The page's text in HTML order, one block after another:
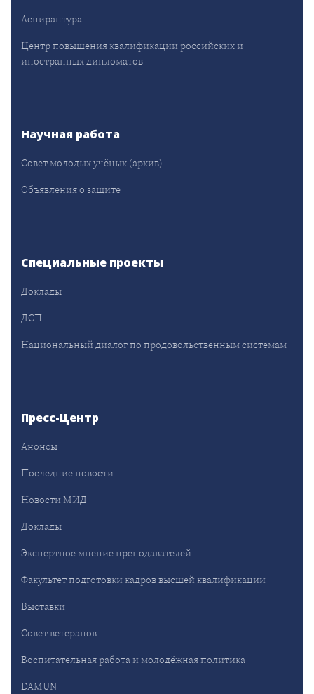
Аспирантура
Центр повышения квалификации российских и
иностранных дипломатов
Научная работа
Совет молодых учёных (архив)
Объявления о защите
Специальные проекты
Доклады
ДСП
Национальный диалог по продовольственным системам
Пресс-Центр
Анонсы
Последние новости
Новости МИД
Доклады
Экспертное мнение преподавателей
Факультет подготовки кадров высшей квалификации
Выставки
Совет ветеранов
Воспитательная работа и молодёжная политика
DAMUN